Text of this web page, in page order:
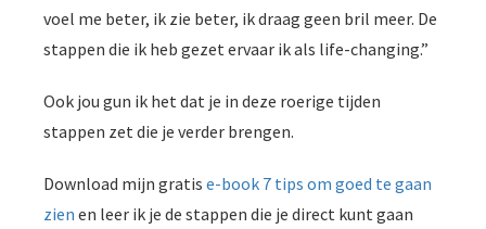
voel me beter, ik zie beter, ik draag geen bril meer. De
stappen die ik heb gezet ervaar ik als life-changing.”
Ook jou gun ik het dat je in deze roerige tijden
stappen zet die je verder brengen.
Download mijn gratis e-book 7 tips om goed te gaan
zien en leer ik je de stappen die je direct kunt gaan